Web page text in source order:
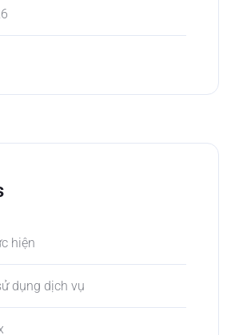
hiện
dụng dịch vụ